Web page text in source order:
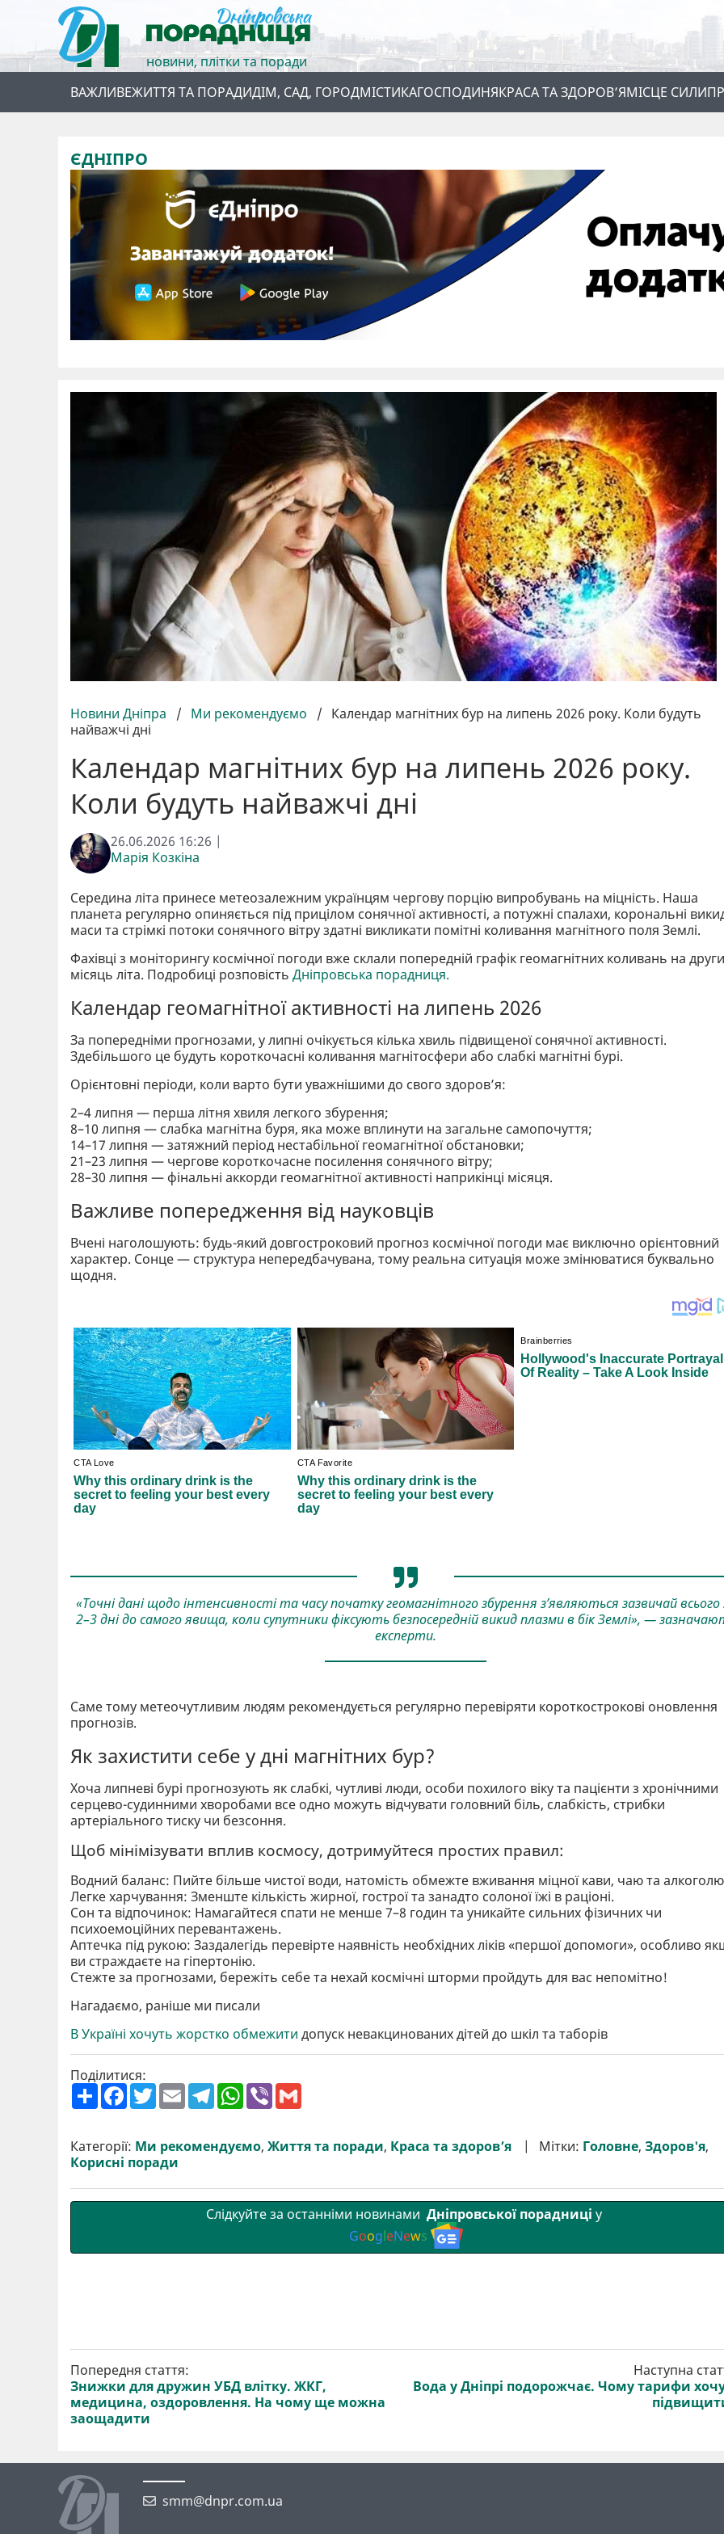
новини, плітки та поради
ВАЖЛИВЕЖИТТЯ ТА ПОРАДИДІМ, САД, ГОРОДМІСТИКАГОСПОДИНЯКРАСА ТА ЗДОРОВ’ЯМІСЦЕ СИЛИ
ЄДНІПРО
Новини Дніпра / Ми рекомендуємо / Календар магнітних бур на липень 2026 року. Коли будуть
найважчі дні
Календар магнітних бур на липень 2026 року.
Коли будуть найважчі дні
26.06.2026 16:26 |
Марія Козкіна
Середина літа принесе метеозалежним українцям чергову порцію випробувань на міцність. Наша
планета регулярно опиняється під прицілом сонячної активності, а потужні спалахи, корональні
маси та стрімкі потоки сонячного вітру здатні викликати помітні коливання магнітного поля Землі.
Фахівці з моніторингу космічної погоди вже склали попередній графік геомагнітних коливань на
місяць літа. Подробиці розповість Дніпровська порадниця.
Календар геомагнітної активності на липень 2026
За попередніми прогнозами, у липні очікується кілька хвиль підвищеної сонячної активності.
Здебільшого це будуть короткочасні коливання магнітосфери або слабкі магнітні бурі.
Орієнтовні періоди, коли варто бути уважнішими до свого здоров’я:
2–4 липня — перша літня хвиля легкого збурення;
8–10 липня — слабка магнітна буря, яка може вплинути на загальне самопочуття;
14–17 липня — затяжний період нестабільної геомагнітної обстановки;
21–23 липня — чергове короткочасне посилення сонячного вітру;
28–30 липня — фінальні аккорди геомагнітної активності наприкінці місяця.
Важливе попередження від науковців
Вчені наголошують: будь-який довгостроковий прогноз космічної погоди має виключно орієнтовний
характер. Сонце — структура непередбачувана, тому реальна ситуація може змінюватися буквально
щодня.
«Точні дані щодо інтенсивності та часу початку геомагнітного збурення з’являються зазвичай всього
2–3 дні до самого явища, коли супутники фіксують безпосередній викид плазми в бік Землі», —
експерти.
Саме тому метеочутливим людям рекомендується регулярно перевіряти короткострокові оновлення
прогнозів.
Як захистити себе у дні магнітних бур?
Хоча липневі бурі прогнозують як слабкі, чутливі люди, особи похилого віку та пацієнти з хронічними
серцево-судинними хворобами все одно можуть відчувати головний біль, слабкість, стрибки
артеріального тиску чи безсоння.
Щоб мінімізувати вплив космосу, дотримуйтеся простих правил:
Водний баланс: Пийте більше чистої води, натомість обмежте вживання міцної кави, чаю та
Легке харчування: Зменште кількість жирної, гострої та занадто солоної їжі в раціоні.
Сон та відпочинок: Намагайтеся спати не менше 7–8 годин та уникайте сильних фізичних чи
психоемоційних перевантажень.
Аптечка під рукою: Заздалегідь перевірте наявність необхідних ліків «першої допомоги», особливо
ви страждаєте на гіпертонію.
Стежте за прогнозами, бережіть себе та нехай космічні шторми пройдуть для вас непомітно!
Нагадаємо, раніше ми писали
В Україні хочуть жорстко обмежити допуск невакцинованих дітей до шкіл та таборів
Поділитися:
П
о
р
и
т
F
a
b
o
o
T
w
e
r
E
m
l
T
e
g
r
W
h
s
A
V
r l
Категорії: Ми рекомендуємо, Життя та поради, Краса та здоров’я Мітки: Головне, Здоров'я,
Корисні поради
Слідкуйте за останніми новинами Дніпровської порадниці у
GoogleNews
Попередня стаття:
Знижки для дружин УБД влітку. ЖКГ,
медицина, оздоровлення. На чому ще можна
заощадити
Наступна
Вода у Дніпрі подорожчає. Чому тарифи
smm@dnpr.com.ua